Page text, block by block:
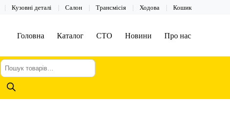
Кузовні деталі Салон Трансмісія Ходова Кошик
Головна Каталог СТО Новини Про нас
Пошук
товарів